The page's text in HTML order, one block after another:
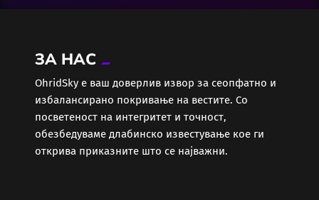
Еротика
Забава
Здравје
ЗА НАС
ОhridSky е ваш доверлив извор за сеопфатно и
избалансирано покривање на вестите. Со
посветеност на интегритет и точност,
обезбедуваме длабинско известување кое ги
открива приказните што се најважни.